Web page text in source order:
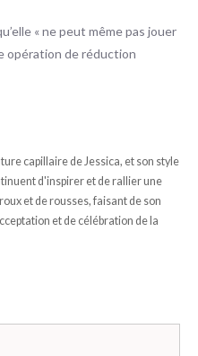
« ne peut même pas jouer
opération de réduction
capillaire de Jessica, et son style
d'inspirer et de rallier une
et de rousses, faisant de son
et de célébration de la